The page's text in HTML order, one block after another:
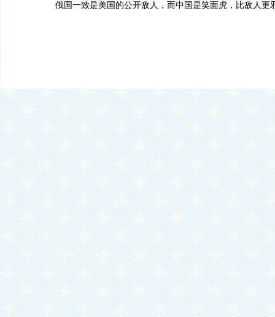
俄国一致是美国的公开敌人，而中国是笑面虎，比敌人更